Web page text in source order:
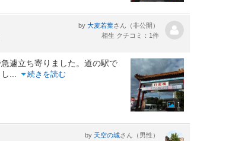
by 大麦若葉さん（非公開）
相生 クチコミ：1件
遽立ち寄りました。道の駅で
続きを読む
1
by 天空の城さん（男性）